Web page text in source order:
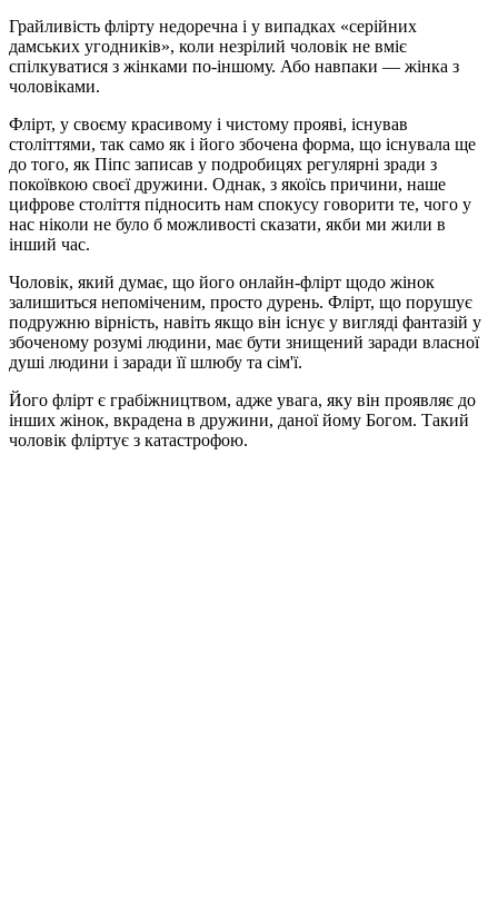
Грайливість флірту недоречна і у випадках «серійних
дамських угодників», коли незрілий чоловік не вміє
спілкуватися з жінками по-іншому. Або навпаки — жінка з
чоловіками.
Флірт, у своєму красивому і чистому прояві, існував
століттями, так само як і його збочена форма, що існувала ще
до того, як Піпс записав у подробицях регулярні зради з
покоївкою своєї дружини. Однак, з якоїсь причини, наше
цифрове століття підносить нам спокусу говорити те, чого у
нас ніколи не було б можливості сказати, якби ми жили в
інший час.
Чоловік, який думає, що його онлайн-флірт щодо жінок
залишиться непоміченим, просто дурень. Флірт, що порушує
подружню вірність, навіть якщо він існує у вигляді фантазій у
збоченому розумі людини, має бути знищений заради власної
душі людини і заради її шлюбу та сім'ї.
Його флірт є грабіжництвом, адже увага, яку він проявляє до
інших жінок, вкрадена в дружини, даної йому Богом. Такий
чоловік фліртує з катастрофою.